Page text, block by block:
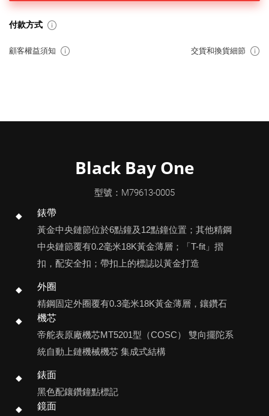
付款方式
顧客權益須知 交貨和換貨細節
Black Bay One
型號：M79613-0005
錶帶
黃金中央鏈節位於6點鐘及12點鐘位置；其他精鋼
中央鏈節覆有0.2毫米18K黃金薄層；「T-fit」摺
扣，配安全扣；帶扣上的標誌以黃金打造
外圈
精鋼固定外圈覆有0.3毫米18K黃金薄層，鑲鑽石
機芯
帝舵表原廠機芯MT5201型（COSC） 雙向擺陀系
統自動上鏈機械機芯 集成式結構
錶面
黑色配鑲鑽鐘點標記
鏡面